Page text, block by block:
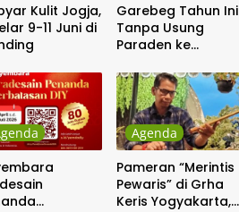
Kulit Jogja,
9-11 Juni di
Garebeg Tahun Ini
Tanpa Usung
Paraden ke
Pakualaman
Agenda
Pameran “Merintis
Pewaris” di Grha
Keris Yogyakarta,